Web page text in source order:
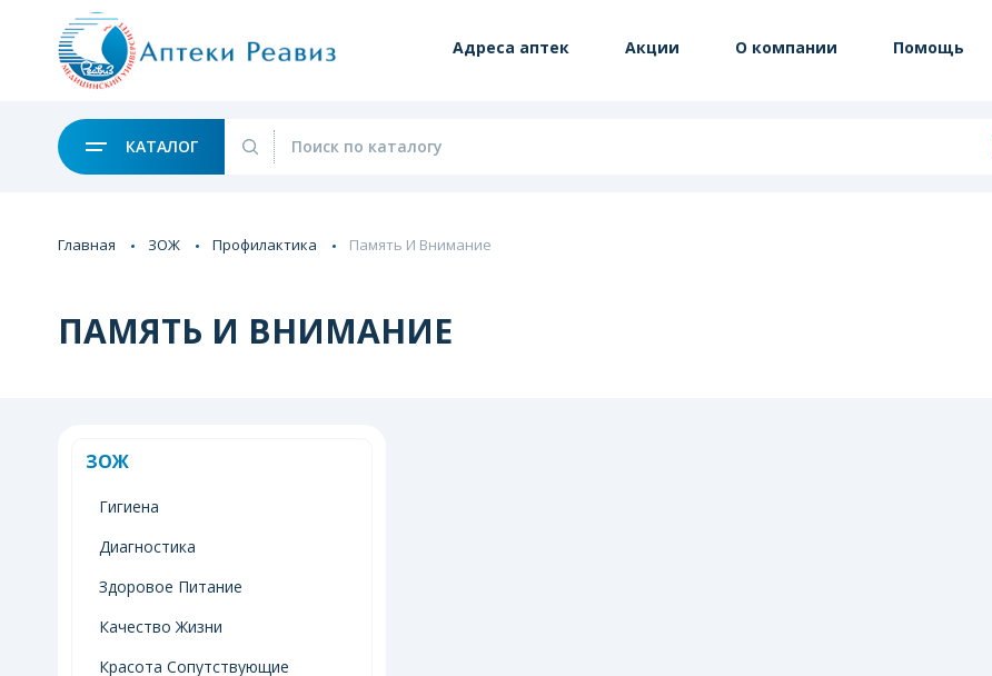
Адреса аптек Акции О компании Помощь
КАТАЛОГ
Главная ЗОЖ Профилактика Память И Внимание
ПАМЯТЬ И ВНИМАНИЕ
ЗОЖ
Гигиена
Диагностика
Здоровое Питание
Качество Жизни
Красота Сопутствующие